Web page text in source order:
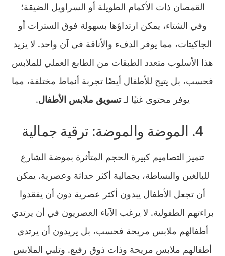
القمصان ذات الأكمام الطويلة أو السراويل الضيقة؛
وفي الشتاء، يمكن ارتداؤها بسهولة فوق السترات أو
الجاكيتات، مما يوفر الدفء والأناقة في آن واحد. لا يزيد
هذا الأسلوب متعدد الطبقات من الطابع العملي للملابس
فحسب، بل يتيح للأطفال أيضًا تجربة أنماط مختلفة، مما
يوفر محتوى غنيًا لـتسويق ملابس الأطفال.
4. الموضة والموضة: ترقية جمالية
تتميز التصاميم كبيرة الحجم المتأثرة بموضة الشارع
للبالغين والبساطة، بجمالية أكثر حداثة وعصرية. يمكن
أن تجعل الأطفال يبدون أكثر عصرية دون أن يفقدوا
براءتهم الطفولية. لا يرغب الآباء العصريون في أن يرتدي
أطفالهم ملابس مريحة فحسب، بل يريدون أن يرتدي
أطفالهم ملابس مريحة وذات ذوق رفيع. وتلبي الملابس